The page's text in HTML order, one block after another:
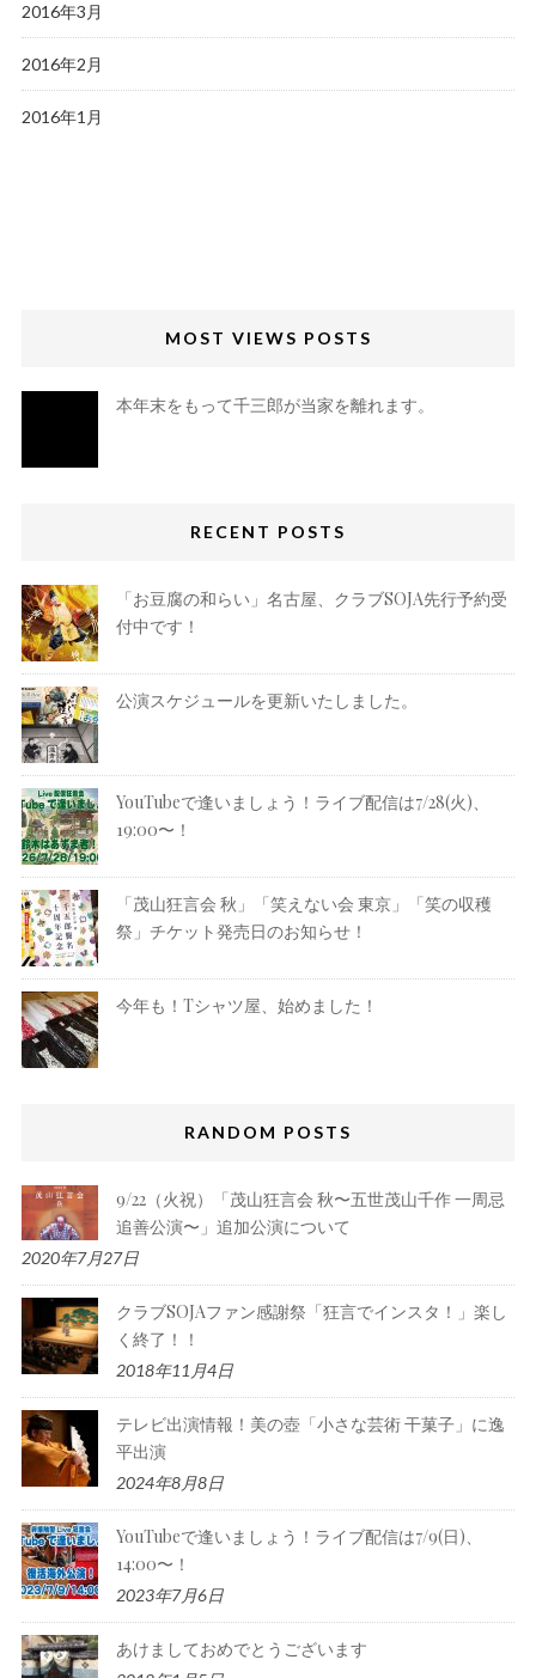
2016年3月
2016年2月
2016年1月
MOST VIEWS POSTS
本年末をもって千三郎が当家を離れます。
RECENT POSTS
「お豆腐の和らい」名古屋、クラブSOJA先行予約受
付中です！
公演スケジュールを更新いたしました。
YouTubeで逢いましょう！ライブ配信は7/28(火)、
19:00〜！
「茂山狂言会 秋」「笑えない会 東京」「笑の収穫
祭」チケット発売日のお知らせ！
今年も！Tシャツ屋、始めました！
RANDOM POSTS
9/22（火祝）「茂山狂言会 秋〜五世茂山千作 一周忌
追善公演〜」追加公演について
2020年7月27日
クラブSOJAファン感謝祭「狂言でインスタ！」楽し
く終了！！
2018年11月4日
テレビ出演情報！美の壺「小さな芸術 干菓子」に逸
平出演
2024年8月8日
YouTubeで逢いましょう！ライブ配信は7/9(日)、
14:00〜！
2023年7月6日
あけましておめでとうございます